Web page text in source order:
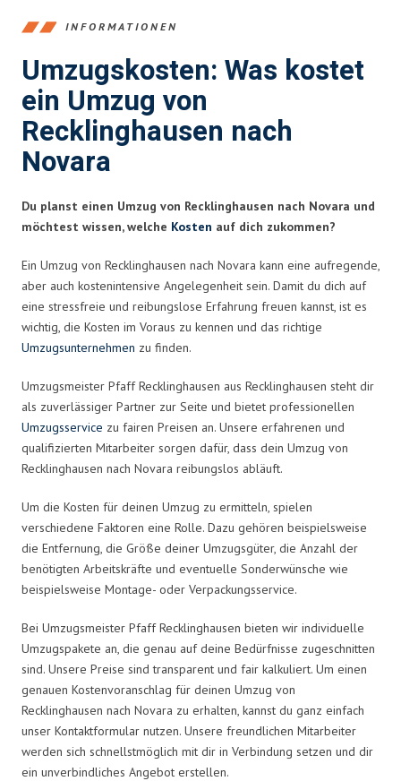
INFORMATIONEN
Umzugskosten: Was kostet
ein Umzug von
Recklinghausen nach
Novara
Du planst einen Umzug von Recklinghausen nach Novara und
möchtest wissen, welche Kosten auf dich zukommen?
Ein Umzug von Recklinghausen nach Novara kann eine aufregende,
aber auch kostenintensive Angelegenheit sein. Damit du dich auf
eine stressfreie und reibungslose Erfahrung freuen kannst, ist es
wichtig, die Kosten im Voraus zu kennen und das richtige
Umzugsunternehmen zu finden.
Umzugsmeister Pfaff Recklinghausen aus Recklinghausen steht dir
als zuverlässiger Partner zur Seite und bietet professionellen
Umzugsservice zu fairen Preisen an. Unsere erfahrenen und
qualifizierten Mitarbeiter sorgen dafür, dass dein Umzug von
Recklinghausen nach Novara reibungslos abläuft.
Um die Kosten für deinen Umzug zu ermitteln, spielen
verschiedene Faktoren eine Rolle. Dazu gehören beispielsweise
die Entfernung, die Größe deiner Umzugsgüter, die Anzahl der
benötigten Arbeitskräfte und eventuelle Sonderwünsche wie
beispielsweise Montage- oder Verpackungsservice.
Bei Umzugsmeister Pfaff Recklinghausen bieten wir individuelle
Umzugspakete an, die genau auf deine Bedürfnisse zugeschnitten
sind. Unsere Preise sind transparent und fair kalkuliert. Um einen
genauen Kostenvoranschlag für deinen Umzug von
Recklinghausen nach Novara zu erhalten, kannst du ganz einfach
unser Kontaktformular nutzen. Unsere freundlichen Mitarbeiter
werden sich schnellstmöglich mit dir in Verbindung setzen und dir
ein unverbindliches Angebot erstellen.